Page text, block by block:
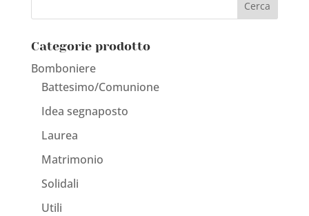
Categorie prodotto
Bomboniere
Battesimo/Comunione
Idea segnaposto
Laurea
Matrimonio
Solidali
Utili